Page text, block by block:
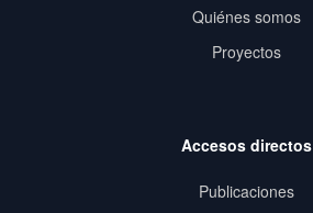
Quiénes somos
Proyectos
Accesos directos
Publicaciones